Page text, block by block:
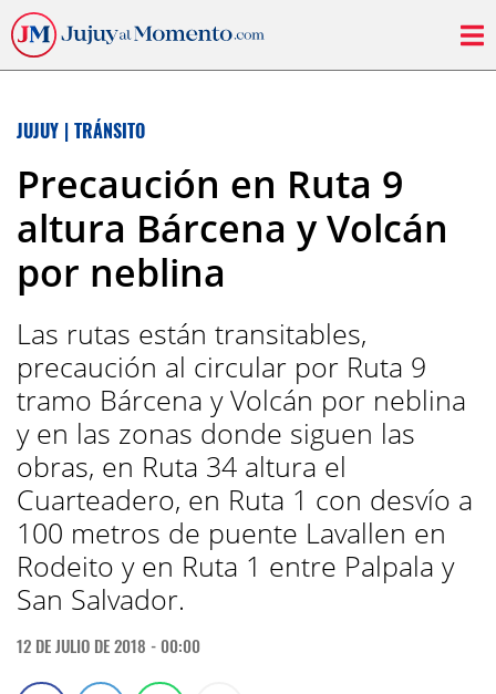
JUJUY | TRÁNSITO
Precaución en Ruta 9
altura Bárcena y Volcán
por neblina
Las rutas están transitables,
precaución al circular por Ruta 9
tramo Bárcena y Volcán por neblina
y en las zonas donde siguen las
obras, en Ruta 34 altura el
Cuarteadero, en Ruta 1 con desvío a
100 metros de puente Lavallen en
Rodeito y en Ruta 1 entre Palpala y
San Salvador.
12 DE JULIO DE 2018 - 00:00